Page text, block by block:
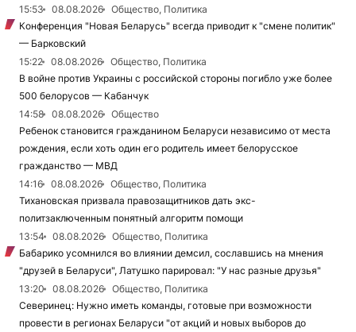
15:53
08.08.2026
Общество, Политика
Конференция "Новая Беларусь" всегда приводит к "смене политик"
— Барковский
15:22
08.08.2026
Общество, Политика
В войне против Украины с российской стороны погибло уже более
500 белорусов — Кабанчук
14:58
08.08.2026
Общество
Ребенок становится гражданином Беларуси независимо от места
рождения, если хоть один его родитель имеет белорусское
гражданство — МВД
14:16
08.08.2026
Общество, Политика
Тихановская призвала правозащитников дать экс-
политзаключенным понятный алгоритм помощи
13:54
08.08.2026
Общество, Политика
Бабарико усомнился во влиянии демсил, сославшись на мнения
"друзей в Беларуси", Латушко парировал: "У нас разные друзья"
13:20
08.08.2026
Общество, Политика
Северинец: Нужно иметь команды, готовые при возможности
провести в регионах Беларуси "от акций и новых выборов до